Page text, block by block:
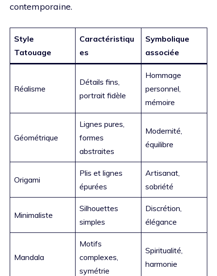
contemporaine.
Style
Tatouage
Caractéristiqu
es
Symbolique
associée
Réalisme
Détails fins,
portrait fidèle
Hommage
personnel,
mémoire
Géométrique
Lignes pures,
formes
abstraites
Modernité,
équilibre
Origami
Plis et lignes
épurées
Artisanat,
sobriété
Minimaliste
Silhouettes
simples
Discrétion,
élégance
Mandala
Motifs
complexes,
symétrie
Spiritualité,
harmonie